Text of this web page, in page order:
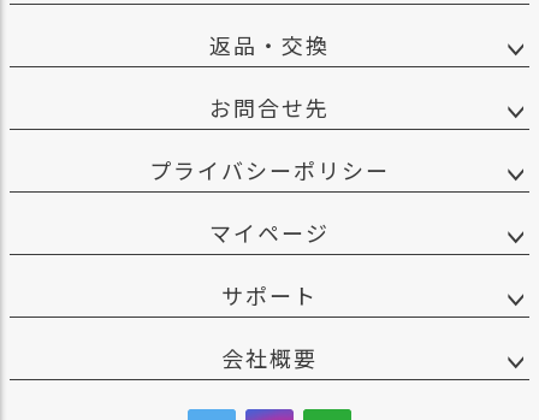
返品・交換
お問合せ先
プライバシーポリシー
マイページ
サポート
会社概要